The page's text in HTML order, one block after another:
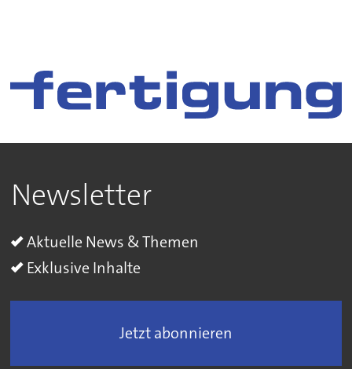
Newsletter
Aktuelle News & Themen
Exklusive Inhalte
Jetzt abonnieren